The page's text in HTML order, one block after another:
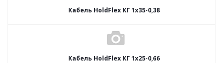
Кабель HoldFlex КГ 1x35-0,38
Кабель HoldFlex КГ 1x25-0,66